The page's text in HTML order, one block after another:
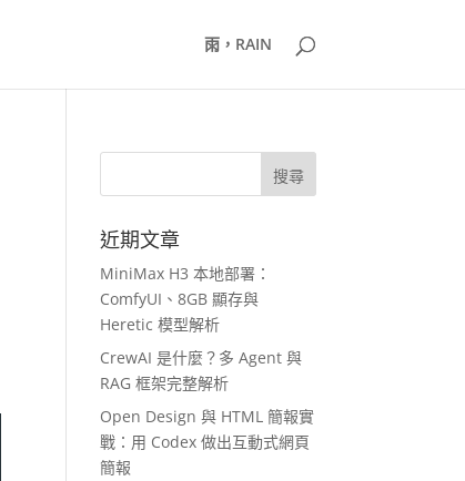
雨，RAIN
近期文章
MiniMax H3 本地部署：
ComfyUI、8GB 顯存與
Heretic 模型解析
CrewAI 是什麼？多 Agent 與
RAG 框架完整解析
Open Design 與 HTML 簡報實
戰：用 Codex 做出互動式網頁
簡報